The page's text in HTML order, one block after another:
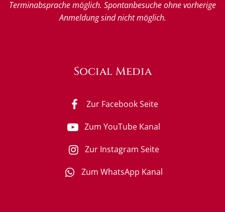
Terminabsprache möglich. Spontanbesuche ohne vorherige
Anmeldung sind nicht möglich.
Social Media
Zur Facebook Seite
Zum YouTube Kanal
Zur Instagram Seite
Zum WhatsApp Kanal